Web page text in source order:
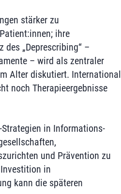
stärker zu
ihre
„Deprescribing“ –
– wird als zentraler
Alter diskutiert. International
noch Therapieergebnisse
in Informations‑
und Prävention zu
in
kann die späteren